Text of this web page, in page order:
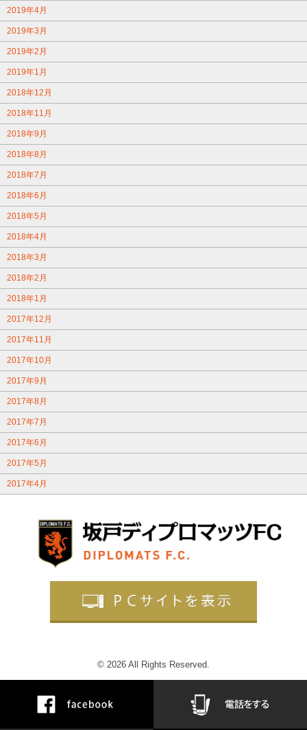
2019年4月
2019年3月
2019年2月
2019年1月
2018年12月
2018年11月
2018年9月
2018年8月
2018年7月
2018年6月
2018年5月
2018年4月
2018年3月
2018年2月
2018年1月
2017年12月
2017年11月
2017年10月
2017年9月
2017年8月
2017年7月
2017年6月
2017年5月
2017年4月
© 2026 All Rights Reserved.